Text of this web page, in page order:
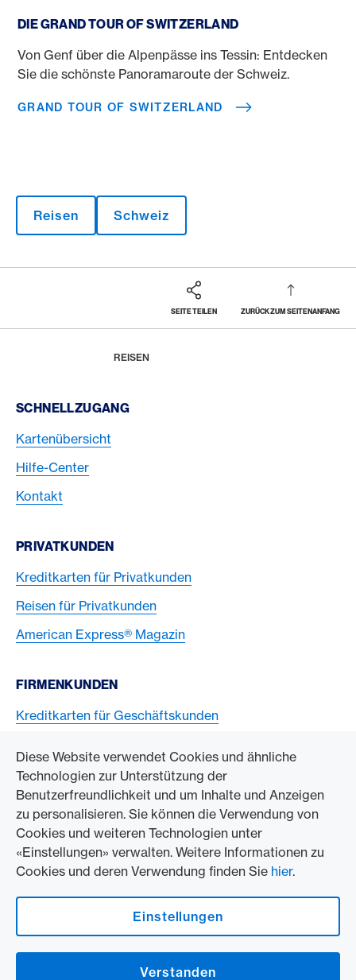
Diese Website verwendet Cookies und ähnliche
Technologien zur Unterstützung der
Benutzerfreundlichkeit und um Inhalte und Anzeigen
zu personalisieren. Sie können die Verwendung von
Cookies und weiteren Technologien unter
«Einstellungen» verwalten. Weitere Informationen zu
Cookies und deren Verwendung finden Sie hier.
Einstellungen
Verstanden
DIE GRAND TOUR OF SWITZERLAND
Von Genf über die Alpenpässe ins Tessin: Entdecken
Sie die schönste Panoramaroute der Schweiz.
GRAND TOUR OF SWITZERLAND
Reisen Schweiz
SEITE TEILEN ZURÜCK ZUM SEITENANFANG
Footer
REISEN
Footer Navigation
SCHNELLZUGANG
Kartenübersicht
Hilfe-Center
Kontakt
PRIVATKUNDEN
Kreditkarten für Privatkunden
Reisen für Privatkunden
American Express® Magazin
FIRMENKUNDEN
Kreditkarten für Geschäftskunden
ZUM UNTERNEHMEN
Swisscard AECS GmbH
American Express Weltweit
Kontakt und Social Media
American Express Switzerland auf Facebook
American Express Switzerland auf Instagram
Logo & Rechtliche HinweiseAmerican Express Cards, issued by Swisscard AECS GmbH, Neugasse 18, 8810